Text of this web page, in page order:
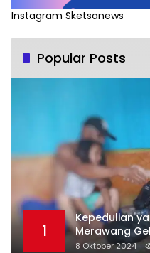
Instagram Sketsanews
Popular Posts
1
Kepedulian
Merawang
Segenggam
8 Oktober 2024